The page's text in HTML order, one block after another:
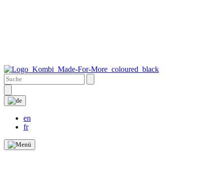
en
fr